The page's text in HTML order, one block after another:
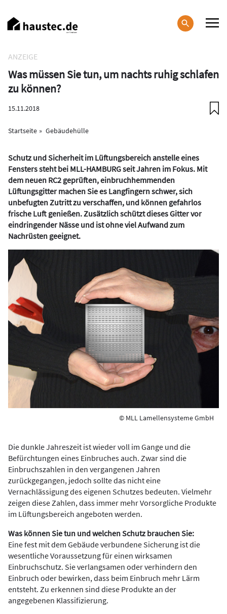
zum
Inhalt
Haupt-
ANZEIGE
Was müssen Sie tun, um nachts ruhig schlafen
zu können?
15.11.2018
Startseite Gebäudehülle
Schutz und Sicherheit im Lüftungsbereich anstelle eines
Fensters steht bei MLL-HAMBURG seit Jahren im Fokus. Mit
dem neuen RC2 geprüften, einbruchhemmenden
Lüftungsgitter machen Sie es Langfingern schwer, sich
unbefugten Zutritt zu verschaffen, und können gefahrlos
frische Luft genießen. Zusätzlich schützt dieses Gitter vor
eindringender Nässe und ist ohne viel Aufwand zum
Nachrüsten geeignet.
© MLL Lamellensysteme GmbH
Die dunkle Jahreszeit ist wieder voll im Gange und die
Befürchtungen eines Einbruches auch. Zwar sind die
Einbruchszahlen in den vergangenen Jahren
zurückgegangen, jedoch sollte das nicht eine
Vernachlässigung des eigenen Schutzes bedeuten. Vielmehr
zeigen diese Zahlen, dass immer mehr Vorsorgliche Produkte
im Lüftungsbereich angeboten werden.
Was können Sie tun und welchen Schutz brauchen Sie:
Eine fest mit dem Gebäude verbundene Sicherung ist die
wesentliche Voraussetzung für einen wirksamen
Einbruchschutz. Sie verlangsamen oder verhindern den
Einbruch oder bewirken, dass beim Einbruch mehr Lärm
entsteht. Zu erkennen sind diese Produkte an der
angegebenen Klassifizierung.